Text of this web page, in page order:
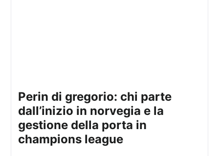
perin di gregorio: chi parte
dall’inizio in norvegia e la
gestione della porta in
champions league